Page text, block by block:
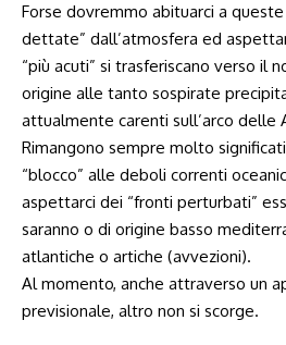
Forse dovremmo abituarci a
dettate” dall’atmosfera ed
“più acuti” si trasferiscano verso il
origine alle tanto sospirate
attualmente carenti sull’arco delle
Rimangono sempre molto
“blocco” alle deboli correnti
aspettarci dei “fronti perturbati”
saranno o di origine basso
atlantiche o artiche (avvezioni).
Al momento, anche attraverso un
previsionale, altro non si scorge.